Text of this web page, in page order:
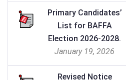
Primary Candidates’
List for BAFFA
Election 2026-2028.
January 19, 2026
Revised Notice